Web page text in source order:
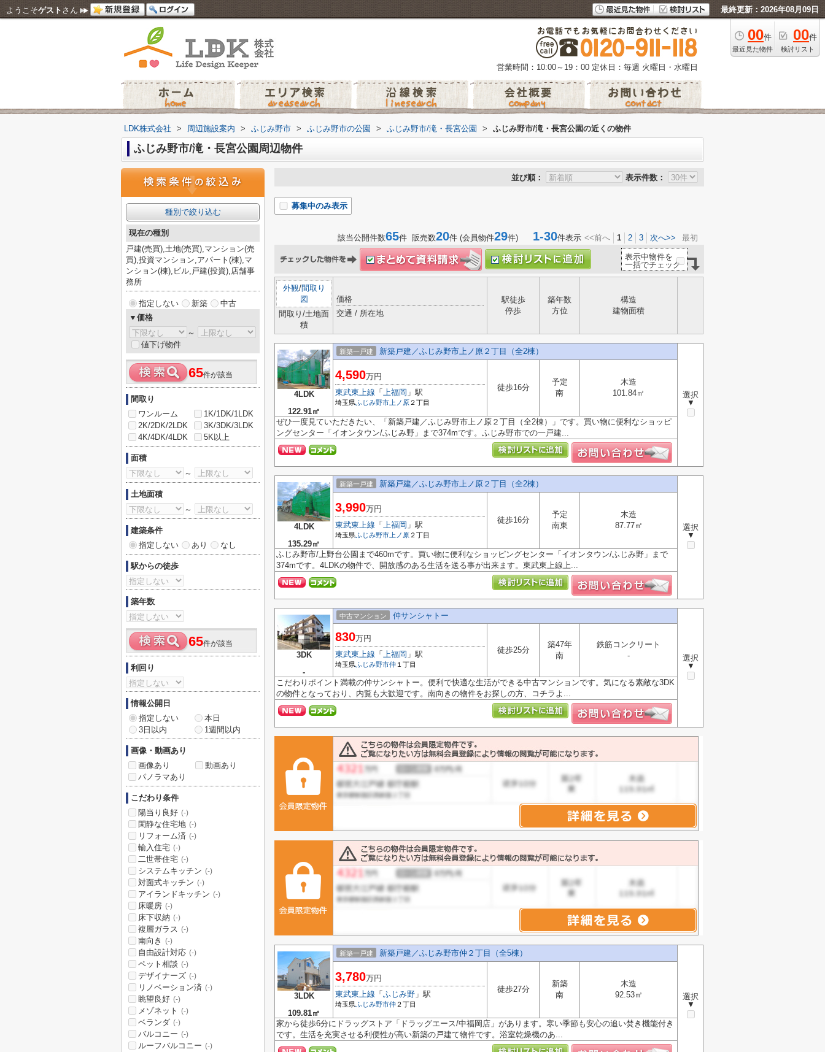
ようこそゲスト さん 最終更新：2026年08月09日
00件
最近見た物件
00件
検討リスト
営業時間：10:00～19：00 定休日：毎週 火曜日・水曜日
LDK株式会社 > 周辺施設案内 > ふじみ野市 > ふじみ野市の公園 > ふじみ野市/滝・長宮公園 > ふじみ野市/滝・長宮公園の近くの物件
ふじみ野市/滝・長宮公園周辺物件
並び順： 表示件数：
募集中のみ表示
該当公開件数65件 販売数20件 (会員物件29件) 1-30件表示 <<前へ 1 2 3 次へ>> 最初
表示中物件を
一括でチェック
外観/間取り
図
間取り/土地面
積
価格
交通 / 所在地
駅徒歩
停歩
築年数
方位
構造
建物面積
4LDK
122.91㎡
新築一戸建 新築戸建／ふじみ野市上ノ原２丁目（全2棟）
選択
▼
4,590万円
東武東上線 「 上福岡 」駅
埼玉県ふじみ野市 上ノ原 ２丁目
徒歩16分
予定
南
木造
101.84㎡
ぜひ一度見ていただきたい、「新築戸建／ふじみ野市上ノ原２丁目（全2棟）」です。買い物に便利なショッピ
ングセンター「イオンタウン/ふじみ野」まで374mです。ふじみ野市での一戸建...
4LDK
135.29㎡
新築一戸建 新築戸建／ふじみ野市上ノ原２丁目（全2棟）
選択
▼
3,990万円
東武東上線 「 上福岡 」駅
埼玉県ふじみ野市 上ノ原 ２丁目
徒歩16分
予定
南東
木造
87.77㎡
ふじみ野市/上野台公園まで460mです。買い物に便利なショッピングセンター「イオンタウン/ふじみ野」まで
374mです。4LDKの物件で、開放感のある生活を送る事が出来ます。東武東上線上...
3DK
-
中古マンション 仲サンシャトー
選択
▼
830万円
東武東上線 「 上福岡 」駅
埼玉県ふじみ野市仲 １丁目
徒歩25分
築47年
南
鉄筋コンクリート
-
こだわりポイント満載の仲サンシャトー。便利で快適な生活ができる中古マンションです。気になる素敵な3DK
の物件となっており、内覧も大歓迎です。南向きの物件をお探しの方、コチラよ...
3LDK
109.81㎡
新築一戸建 新築戸建／ふじみ野市仲２丁目（全5棟）
選択
▼
3,780万円
東武東上線 「 ふじみ野 」駅
埼玉県ふじみ野市仲 ２丁目
徒歩27分
新築
南
木造
92.53㎡
家から徒歩6分にドラッグストア「ドラッグエース/中福岡店」があります。寒い季節も安心の追い焚き機能付き
です。生活を充実させる利便性が高い新築の戸建て物件です。浴室乾燥機のあ...
種別で絞り込む
現在の種別
戸建(売買),土地(売買),マンション(売
買),投資マンション,アパート(棟),マ
ンション(棟),ビル,戸建(投資),店舗事
務所
指定しない 新築
中古
▼価格
～
値下げ物件
65件が該当
間取り
ワンルーム
1K/1DK/1LDK
2K/2DK/2LDK
3K/3DK/3LDK
4K/4DK/4LDK
5K以上
面積
～
土地面積
～
建築条件
指定しない
あり なし
駅からの徒歩
築年数
65件が該当
利回り
情報公開日
指定しない
本日
3日以内
1週間以内
画像・動画あり
画像あり
動画あり
パノラマあり
こだわり条件
陽当り良好 (-)
閑静な住宅地 (-)
リフォーム済 (-)
輸入住宅 (-)
二世帯住宅 (-)
システムキッチン (-)
対面式キッチン (-)
アイランドキッチン (-)
床暖房 (-)
床下収納 (-)
複層ガラス (-)
南向き (-)
自由設計対応 (-)
ペット相談 (-)
デザイナーズ (-)
リノベーション済 (-)
眺望良好 (-)
メゾネット (-)
ベランダ (-)
バルコニー (-)
ルーフバルコニー (-)